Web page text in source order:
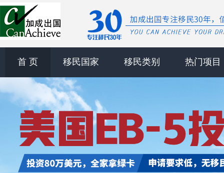
首 页 移民国家 移民类别 热门项目